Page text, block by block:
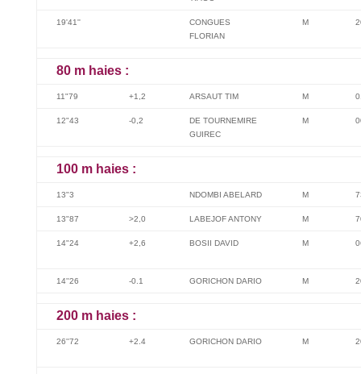
19'41''
CONGUES
FLORIAN
M
80 m haies :
11"79 +1,2 ARSAUT TIM M
12"43 -0,2
DE TOURNEMIRE
GUIREC
M
100 m haies :
13"3 NDOMBI ABELARD M
13"87 >2,0 LABEJOF ANTONY M
14"24 +2,6 BOSII DAVID M
14''26 -0.1 GORICHON DARIO M
200 m haies :
26''72 +2.4 GORICHON DARIO M